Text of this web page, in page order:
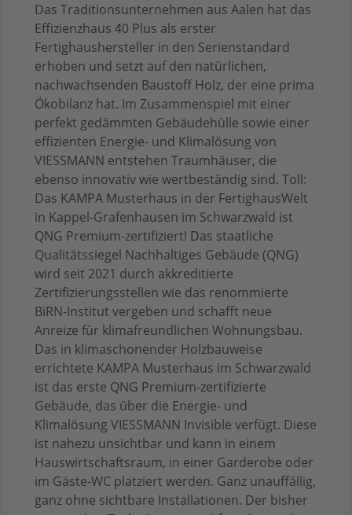
Das Traditionsunternehmen aus Aalen hat das
Effizienzhaus 40 Plus als erster
Fertighaushersteller in den Serienstandard
erhoben und setzt auf den natürlichen,
nachwachsenden Baustoff Holz, der eine prima
Ökobilanz hat. Im Zusammenspiel mit einer
perfekt gedämmten Gebäudehülle sowie einer
effizienten Energie- und Klimalösung von
VIESSMANN entstehen Traumhäuser, die
ebenso innovativ wie wertbeständig sind. Toll:
Das KAMPA Musterhaus in der FertighausWelt
in Kappel-Grafenhausen im Schwarzwald ist
QNG Premium-zertifiziert! Das staatliche
Qualitätssiegel Nachhaltiges Gebäude (QNG)
wird seit 2021 durch akkreditierte
Zertifizierungsstellen wie das renommierte
BiRN-Institut vergeben und schafft neue
Anreize für klimafreundlichen Wohnungsbau.
Das in klimaschonender Holzbauweise
errichtete KAMPA Musterhaus im Schwarzwald
ist das erste QNG Premium-zertifizierte
Gebäude, das über die Energie- und
Klimalösung VIESSMANN Invisible verfügt. Diese
ist nahezu unsichtbar und kann in einem
Hauswirtschaftsraum, in einer Garderobe oder
im Gäste-WC platziert werden. Ganz unauffällig,
ganz ohne sichtbare Installationen. Der bisher